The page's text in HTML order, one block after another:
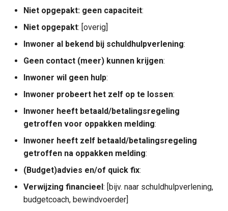
Niet opgepakt: geen capaciteit:
Niet opgepakt: [overig]
Inwoner al bekend bij schuldhulpverlening:
Geen contact (meer) kunnen krijgen:
Inwoner wil geen hulp:
Inwoner probeert het zelf op te lossen:
Inwoner heeft betaald/betalingsregeling
getroffen voor oppakken melding:
Inwoner heeft zelf betaald/betalingsregeling
getroffen na oppakken melding:
(Budget)advies en/of quick fix:
Verwijzing financieel: [bijv. naar schuldhulpverlening,
budgetcoach, bewindvoerder]